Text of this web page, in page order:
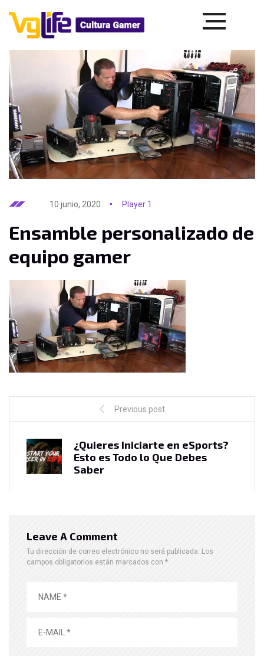
10 junio, 2020 Player 1
Ensamble personalizado de
equipo gamer
Previous post
¿Quieres Iniciarte en eSports?
Esto es Todo lo Que Debes
Saber
Leave A Comment
Tu dirección de correo electrónico no será publicada. Los
campos obligatorios están marcados con *